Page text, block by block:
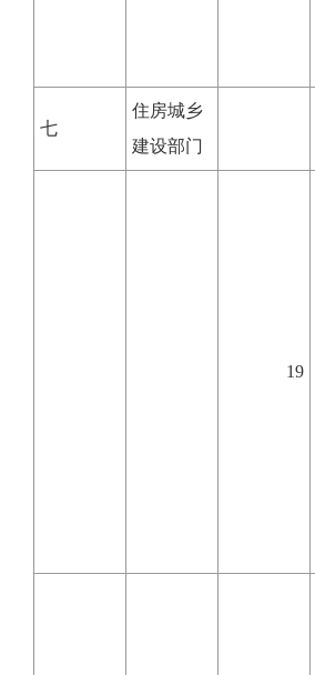
七
住房城乡
建设部门
19